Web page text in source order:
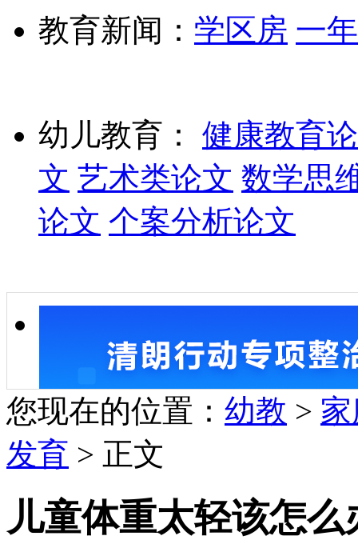
教育新闻： 学区房 一
幼儿教育：
健康教育
文 艺术类论文 数学思
论文 个案分析论文
您现在的位置： 幼教 >
发育 > 正文
儿童体重太轻该怎么